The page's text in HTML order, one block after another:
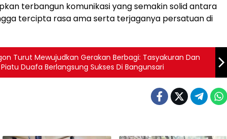
terbangun komunikasi yang semakin solid antara
tercipta rasa ama serta terjaganya persatuan di
Turut Mewujudkan Gerakan Berbagi: Tasyakuran Dan
Duafa Berlangsung Sukses Di Bangunsari